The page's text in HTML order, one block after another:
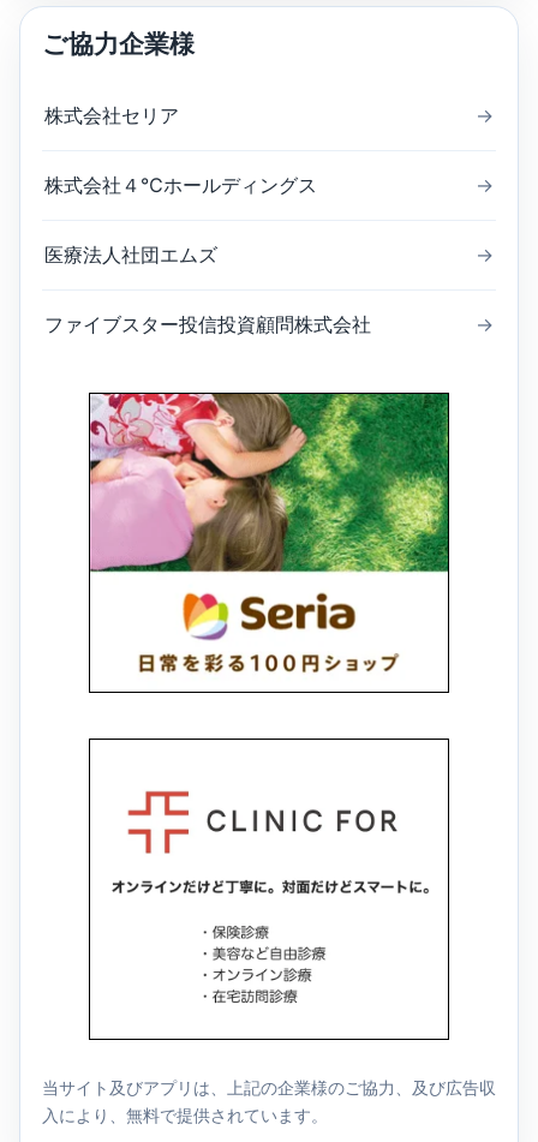
ご協力企業様
株式会社セリア →
株式会社４℃ホールディングス →
医療法人社団エムズ →
ファイブスター投信投資顧問株式会社 →
当サイト及びアプリは、上記の企業様のご協力、及び広告収
入により、無料で提供されています。